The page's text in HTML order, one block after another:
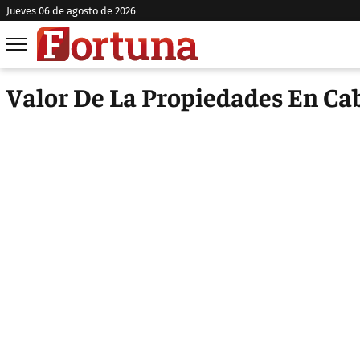
jueves 06 de agosto de 2026
Valor De La Propiedades En